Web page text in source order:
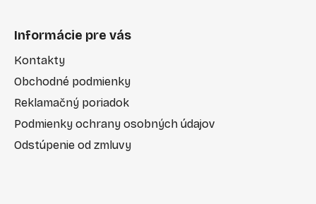
Informácie pre vás
Kontakty
Obchodné podmienky
Reklamačný poriadok
Podmienky ochrany osobných údajov
Odstúpenie od zmluvy